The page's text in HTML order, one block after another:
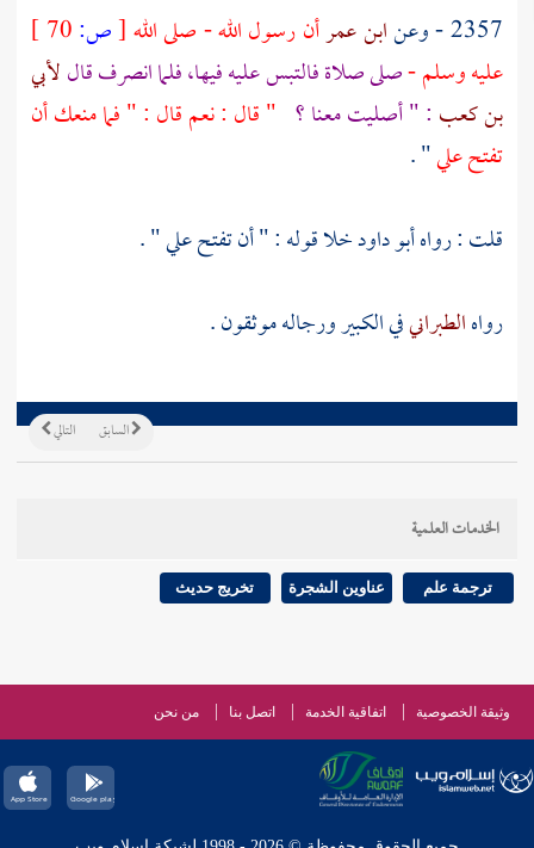
2357 - وعن ابن عمرأن رسول الله - صلى الله[ص:
عليه وسلم -صلى صلاة فالتبس عليه فيها، فلما انصرف قاللأبي
بن كعب : " أصليت معنا ؟ " قال : نعم قال : " فما منعك أن
تفتح علي" .
قلت : رواهأبو داودخلا قوله : " أن تفتح علي " .
رواهالطبرانيفي الكبير ورجاله موثقون .
التالي السابق
الخدمات العلمية
ترجمة علم عناوين الشجرة تخريج حديث
وثيقة الخصوصية اتفاقية الخدمة اتصل بنا من نحن